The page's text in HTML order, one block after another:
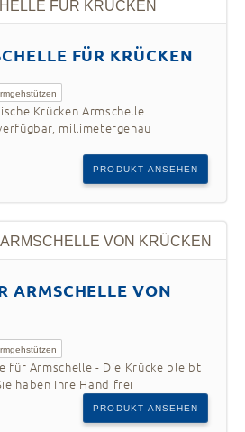
FÜR KRÜCKEN
Krücken Armschelle.
millimetergenau
PRODUKT ANSEHEN
ARMSCHELLE VON
für Armschelle - Die Krücke bleibt
haben Ihre Hand frei
PRODUKT ANSEHEN